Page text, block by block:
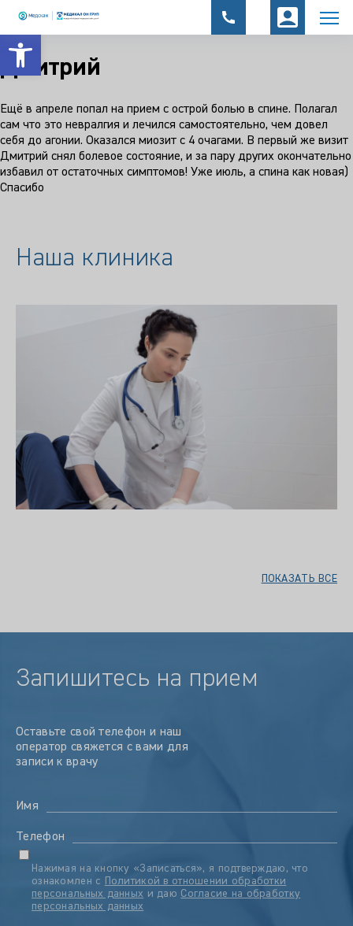
Открыть панель инструментов
Дмитрий
Ещё в апреле попал на прием с острой болью в спине. Полагал
сам что это невралгия и лечился самостоятельно, чем довел
себя до агонии. Оказался миозит с 4 очагами. В первый же визит
Дмитрий снял болевое состояние, и за пару других окончательно
избавил от остаточных симптомов! Уже июль, а спина как новая)
Спасибо
Наша клиника
ПОКАЗАТЬ ВСЕ
Запишитесь на прием
Оставьте свой телефон и наш
оператор свяжется с вами для
записи к врачу
Имя
Телефон
Нажимая на кнопку «Записаться», я подтверждаю, что
ознакомлен с Политикой в отношении обработки
персональных данных и даю Согласие на обработку
персональных данных